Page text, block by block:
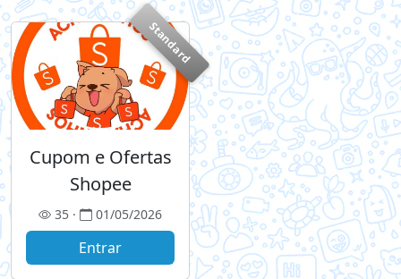
Standard
Cupom e Ofertas
Shopee
35 · 01/05/2026
Entrar